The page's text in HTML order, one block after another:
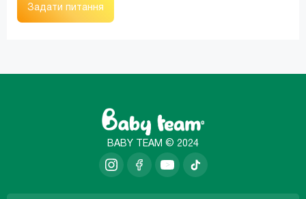
Задати питання
BABY TEAM © 2024